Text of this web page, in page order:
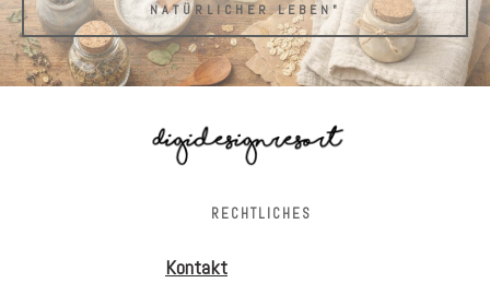
NATÜRLICHER LEBEN"
RECHTLICHES
Kontakt